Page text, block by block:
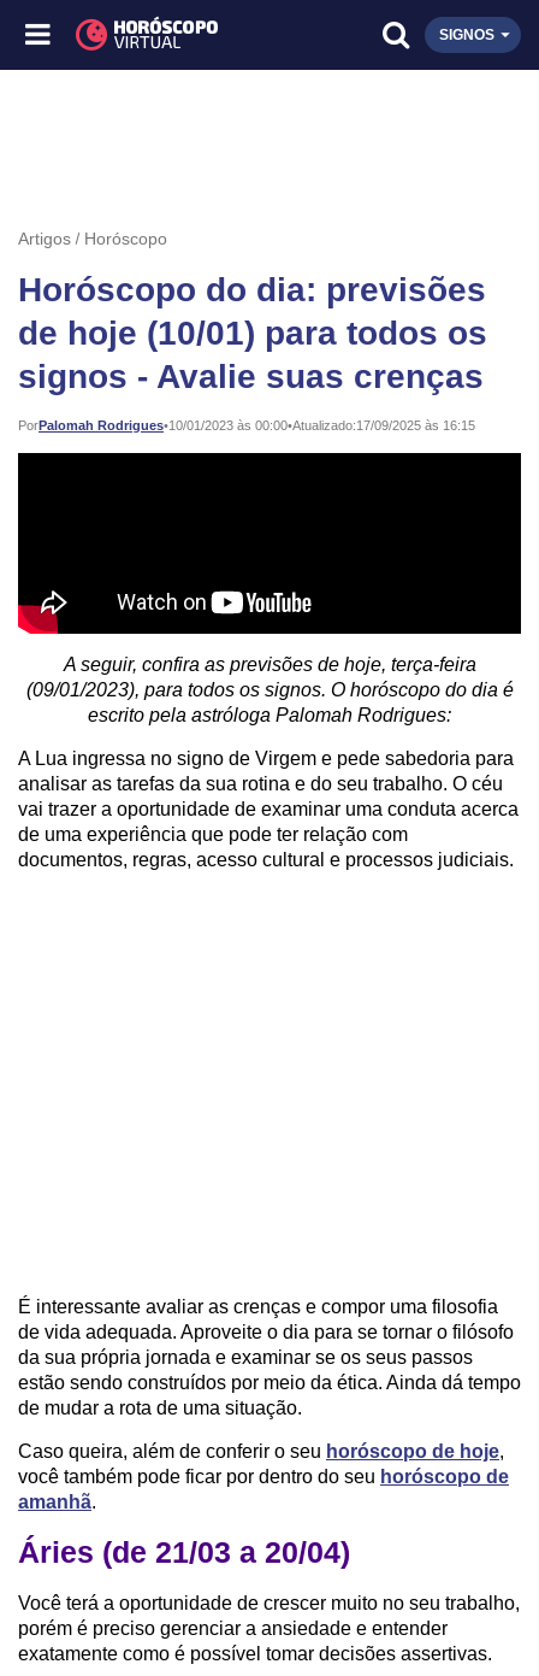
SIGNOS
Artigos Horóscopo
Horóscopo do dia: previsões
de hoje (10/01) para todos os
signos - Avalie suas crenças
PorPalomah Rodrigues•
Publicado: 10/01/2023 às 00:00•Atualizado:17/09/2025 às 16:15
A seguir, confira as previsões de hoje, terça-feira
(09/01/2023), para todos os signos. O horóscopo do dia é
escrito pela astróloga Palomah Rodrigues:
A Lua ingressa no signo de Virgem e pede sabedoria para
analisar as tarefas da sua rotina e do seu trabalho. O céu
vai trazer a oportunidade de examinar uma conduta acerca
de uma experiência que pode ter relação com
documentos, regras, acesso cultural e processos judiciais.
É interessante avaliar as crenças e compor uma filosofia
de vida adequada. Aproveite o dia para se tornar o filósofo
da sua própria jornada e examinar se os seus passos
estão sendo construídos por meio da ética. Ainda dá tempo
de mudar a rota de uma situação.
Caso queira, além de conferir o seu horóscopo de hoje,
você também pode ficar por dentro do seu horóscopo de
amanhã.
Áries (de 21/03 a 20/04)
Você terá a oportunidade de crescer muito no seu trabalho,
porém é preciso gerenciar a ansiedade e entender
exatamente como é possível tomar decisões assertivas.